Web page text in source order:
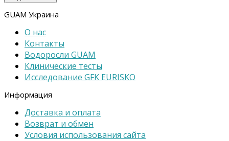
GUAM Украина
О нас
Контакты
Водоросли GUAM
Клинические тесты
Исследование GFK EURISKO
Информация
Доставка и оплата
Возврат и обмен
Условия использования сайта